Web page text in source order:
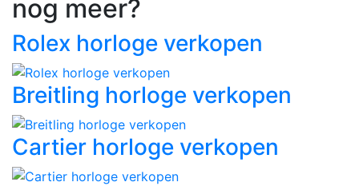
nog meer?
Rolex horloge verkopen
Breitling horloge verkopen
Cartier horloge verkopen